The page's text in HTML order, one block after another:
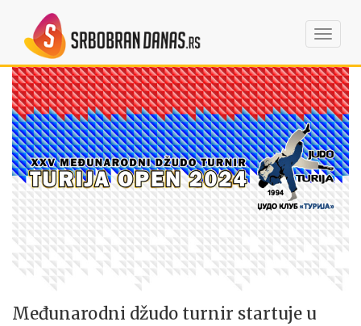
Međunarodni džudo turnir startuje u